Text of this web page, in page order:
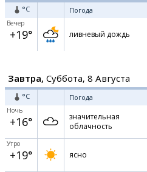
°C Погода
Вечер
+19° ливневый дождь
Завтра, Суббота, 8 Августа
°C Погода
Ночь
+16°
значительная
облачность
Утро
+19° ясно